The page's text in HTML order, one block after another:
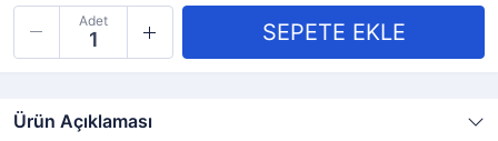
Adet
Ürün Açıklaması